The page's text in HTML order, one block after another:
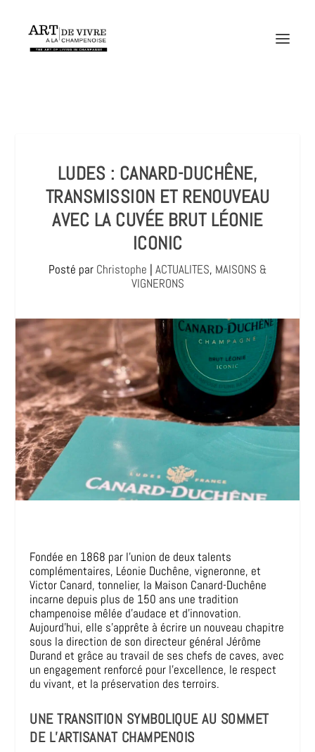
LUDES : CANARD-DUCHÊNE,
TRANSMISSION ET RENOUVEAU
AVEC LA CUVÉE BRUT LÉONIE
ICONIC
Posté par Christophe | ACTUALITES, MAISONS &
VIGNERONS
Fondée en 1868 par l’union de deux talents
complémentaires, Léonie Duchêne, vigneronne, et
Victor Canard, tonnelier, la Maison Canard-Duchêne
incarne depuis plus de 150 ans une tradition
champenoise mêlée d’audace et d’innovation.
Aujourd’hui, elle s’apprête à écrire un nouveau chapitre
sous la direction de son directeur général Jérôme
Durand et grâce au travail de ses chefs de caves, avec
un engagement renforcé pour l’excellence, le respect
du vivant, et la préservation des terroirs.
UNE TRANSITION SYMBOLIQUE AU SOMMET
DE L’ARTISANAT CHAMPENOIS